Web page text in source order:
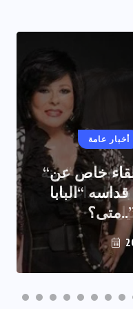
أخبار عامة
“صاحبه السعاده” لقاء خاص عن
“البابا
أخبار عامة
“زينه